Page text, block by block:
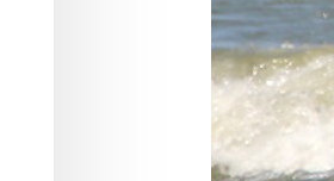
Один из
частности,
Инспекторы
которые
«Cапборды
правового
базовых
нарушение»,